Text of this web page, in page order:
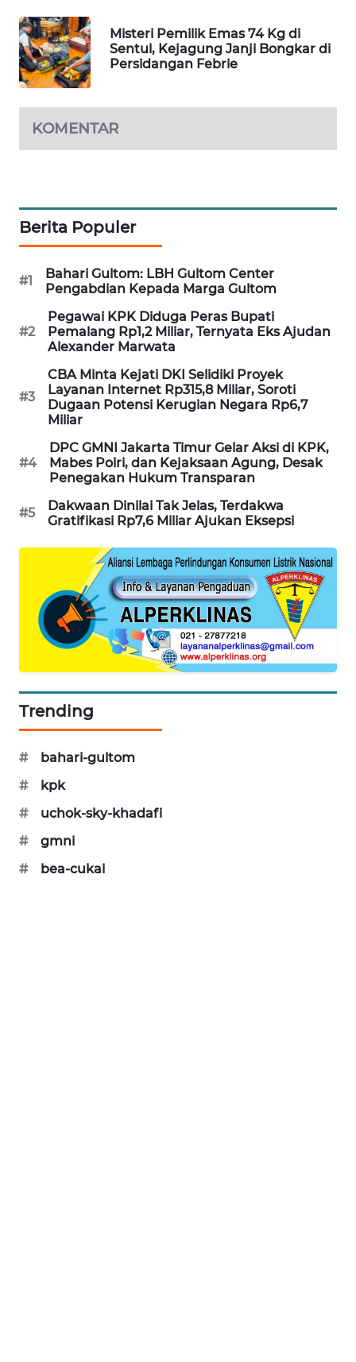
Misteri Pemilik Emas 74 Kg di
Sentul, Kejagung Janji Bongkar di
Persidangan Febrie
KOMENTAR
Berita Populer
#1
Bahari Gultom: LBH Gultom Center
Pengabdian Kepada Marga Gultom
#2
Pegawai KPK Diduga Peras Bupati
Pemalang Rp1,2 Miliar, Ternyata Eks Ajudan
Alexander Marwata
#3
CBA Minta Kejati DKI Selidiki Proyek
Layanan Internet Rp315,8 Miliar, Soroti
Dugaan Potensi Kerugian Negara Rp6,7
Miliar
#4
DPC GMNI Jakarta Timur Gelar Aksi di KPK,
Mabes Polri, dan Kejaksaan Agung, Desak
Penegakan Hukum Transparan
#5
Dakwaan Dinilai Tak Jelas, Terdakwa
Gratifikasi Rp7,6 Miliar Ajukan Eksepsi
Trending
#
bahari-gultom
#
kpk
#
uchok-sky-khadafi
#
gmni
#
bea-cukai
WAHANA
UMKM
WAHANA
SELEB
WAHANA
PERSONA
OTOMOTIF
WAHANA
HEALTH
WAHANA
DESA
WISATA
LAPAK
WAHANA
Network
KONSUMEN
LISTRIK
MASYARAKAT
KELISTRIKAN
WALINKI
ID
MAWAKA
ID
MARTABAT
NET
PLN
WATCH